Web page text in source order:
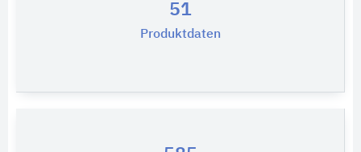
51
Produktdaten